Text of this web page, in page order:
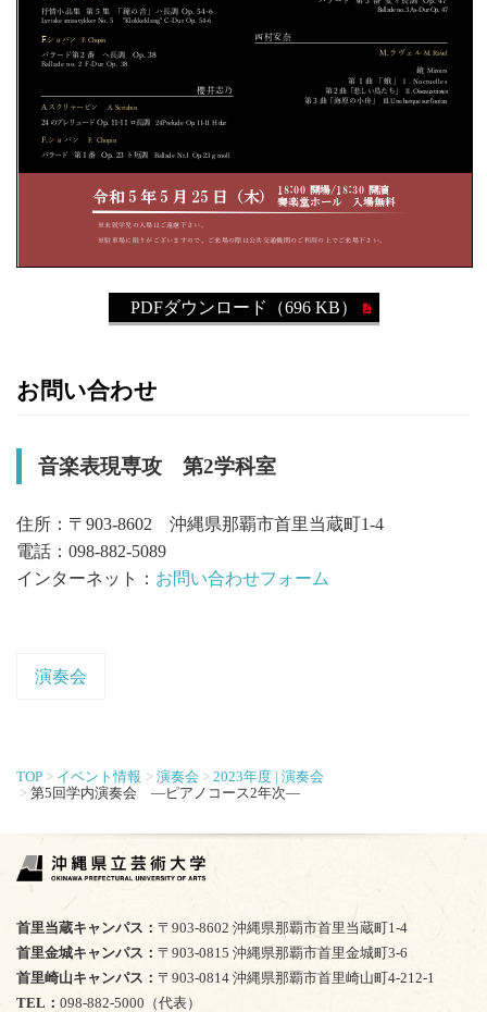
PDFダウンロード（696 KB）
お問い合わせ
音楽表現専攻 第2学科室
住所：〒903-8602 沖縄県那覇市首里当蔵町1-4
電話：098-882-5089
インターネット： お問い合わせフォーム
演奏会
TOP イベント情報 演奏会
2023年度 | 演奏会
第5回学内演奏会 ―ピアノコース2年次―
TEL 098-882-5000（代表）
首里当蔵キャンパス
〒903-8602 沖縄県那覇市首里当蔵町1-4
首里金城キャンパス
〒903-0815 沖縄県那覇市首里金城町3-6
首里崎山キャンパス
〒903-0814 沖縄県那覇市首里崎山町4-212-1